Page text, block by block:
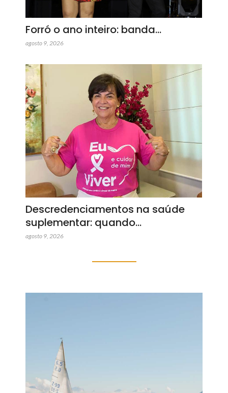
Forró o ano inteiro: banda…
agosto 9, 2026
Descredenciamentos na saúde
suplementar: quando…
agosto 9, 2026